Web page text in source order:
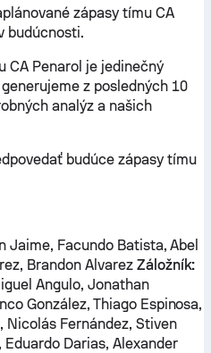
zápasy tímu CA
budúcnosti.
CA Penarol je jedinečný
z posledných 10
analýz a našich
budúce zápasy tímu
Facundo Batista, Abel
Brandon Alvarez Záložník:
Angulo, Jonathan
González, Thiago Espinosa,
Nicolás Fernández, Stiven
Darias, Alexander